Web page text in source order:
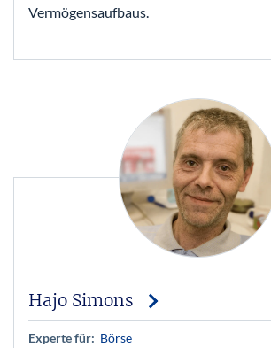
Vermögensaufbaus.
Hajo Simons
Experte für: Börse